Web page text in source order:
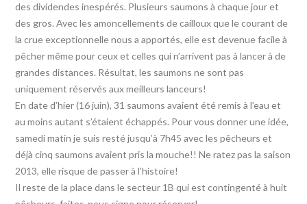
des dividendes inespérés. Plusieurs saumons à chaque jour et
des gros. Avec les amoncellements de cailloux que le courant de
la crue exceptionnelle nous a apportés, elle est devenue facile à
pêcher même pour ceux et celles qui n’arrivent pas à lancer à de
grandes distances. Résultat, les saumons ne sont pas
uniquement réservés aux meilleurs lanceurs!
En date d’hier (16 juin), 31 saumons avaient été remis à l’eau et
au moins autant s’étaient échappés. Pour vous donner une idée,
samedi matin je suis resté jusqu’à 7h45 avec les pêcheurs et
déjà cinq saumons avaient pris la mouche!! Ne ratez pas la saison
2013, elle risque de passer à l’histoire!
Il reste de la place dans le secteur 1B qui est contingenté à huit